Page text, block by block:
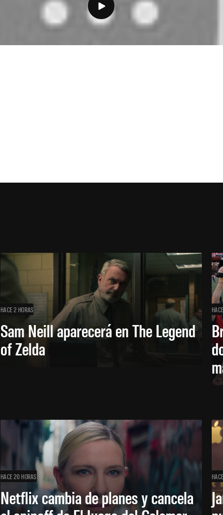
HACE 2 HORAS
Sam Neill aparecerá en The Legend
of Zelda
HACE 20 HORAS
Netflix cambia de planes y cancela